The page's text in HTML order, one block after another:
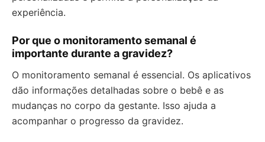
experiência.
Por que o monitoramento semanal é
importante durante a gravidez?
O monitoramento semanal é essencial. Os aplicativos
dão informações detalhadas sobre o bebê e as
mudanças no corpo da gestante. Isso ajuda a
acompanhar o progresso da gravidez.